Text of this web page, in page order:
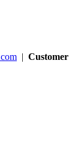
| Customer